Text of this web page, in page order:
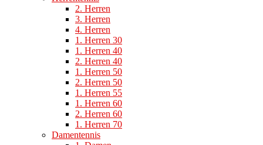
2. Herren
3. Herren
4. Herren
1. Herren 30
1. Herren 40
2. Herren 40
1. Herren 50
2. Herren 50
1. Herren 55
1. Herren 60
2. Herren 60
1. Herren 70
Damentennis